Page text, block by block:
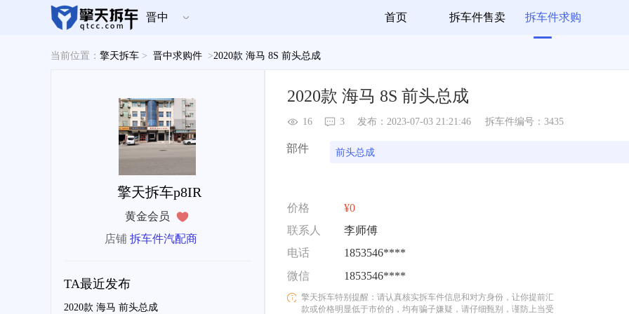
晋中 首页 拆车件售卖 拆车件求购
当前位置： 擎天拆车 > 晋中求购件 >2020款 海马 8S 前头总成
擎天拆车p8IR
黄金会员
店铺拆车件汽配商
TA最近发布
2020款 海马 前头总成
2020款 海马 8S 前头总成
16 3 发布：2023-07-03 21:21:46 拆车件编号：3435
部件 前头总成
价格
¥0
联系人
李师傅
电话
1853546****
微信
1853546****
擎天拆车特别提醒：请认真核实拆车件信息和对方身份，让你提前汇
款或价格明显低于市价的，均有骗子嫌疑，请仔细甄别，谨防上当受